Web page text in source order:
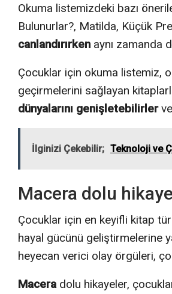
Okuma listemizdeki bazı
Bulunurlar?, Matilda, Küçük
canlandırırken aynı zamanda
Çocuklar için okuma listemiz,
geçirmelerini sağlayan
dünyalarını genişletebilirlerve
İlginizi Çekebilir; Teknoloji ve
Macera dolu
Çocuklar için en keyifli kitap
hayal gücünü geliştirmelerine
heyecan verici olay örgüleri,
Maceradolu hikayeler,